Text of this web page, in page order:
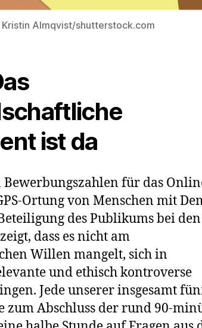
Kristin Almqvist/shutterstock.com
ist da
Bewerbungszahlen für das
Ortung von Menschen mit
des Publikums bei den
dass es nicht am
Willen mangelt, sich in
und ethisch kontroverse
Jede unserer insgesamt
zum Abschluss der rund 90-